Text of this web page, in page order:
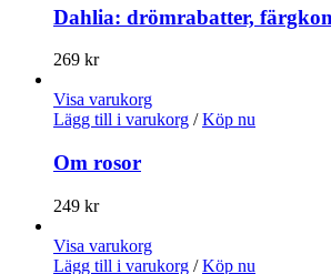
Dahlia: drömrabatter,
269 kr
Visa varukorg
Lägg till i varukorg / Köp nu
Om rosor
249 kr
Visa varukorg
Lägg till i varukorg / Köp nu